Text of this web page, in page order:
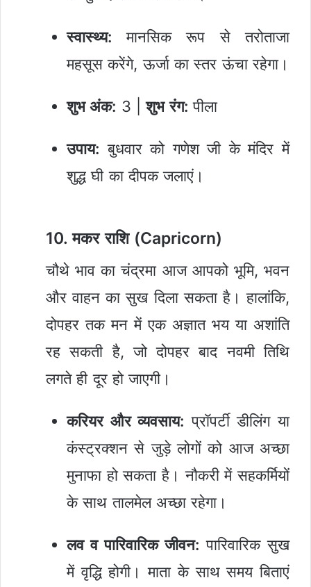
स्वास्थ्य: मानसिक रूप से तरोताजा
महसूस करेंगे, ऊर्जा का स्तर ऊंचा रहेगा।
शुभ अंक: 3 |शुभ रंग: पीला
उपाय: बुधवार को गणेश जी के मंदिर में
शुद्ध घी का दीपक जलाएं।
10. मकर राशि (Capricorn)
चौथे भाव का चंद्रमा आज आपको भूमि, भवन
और वाहन का सुख दिला सकता है। हालांकि,
दोपहर तक मन में एक अज्ञात भय या अशांति
रह सकती है, जो दोपहर बाद नवमी तिथि
लगते ही दूर हो जाएगी।
करियर और व्यवसाय: प्रॉपर्टी डीलिंग या
कंस्ट्रक्शन से जुड़े लोगों को आज अच्छा
मुनाफा हो सकता है। नौकरी में सहकर्मियों
के साथ तालमेल अच्छा रहेगा।
लव व पारिवारिक जीवन: पारिवारिक सुख
में वृद्धि होगी। माता के साथ समय बिताएं